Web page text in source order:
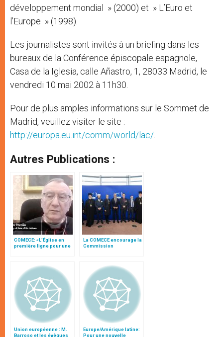
développement mondial » (2000) et » L’Euro et
l’Europe » (1998).
Les journalistes sont invités à un briefing dans les
bureaux de la Conférence épiscopale espagnole,
Casa de la Iglesia, calle Añastro, 1, 28033 Madrid, le
vendredi 10 mai 2002 à 11h30.
Pour de plus amples informations sur le Sommet de
Madrid, veuillez visiter le site :
http://europa.eu.int/comm/world/lac/
Autres Publications :
COMECE: «L’Église en
première ligne pour une
La COMECE encourage la
Commission
antichrétienne
Union européenne : M.
Barroso et les évêques
Europe/Amérique latine:
Pour une nouvelle